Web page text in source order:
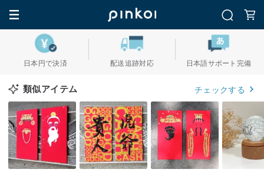
日本円で決済 配送追跡対応 日本語サポート完備
類似アイテム チェックする